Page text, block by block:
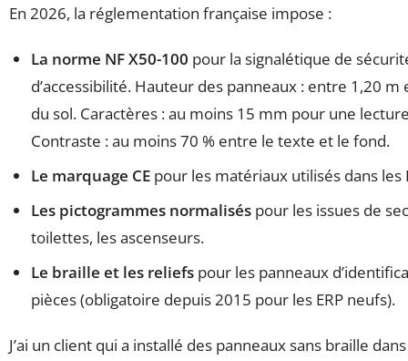
En 2026, la réglementation française impose :
La norme NF X50-100 pour la signalétique de
d’accessibilité. Hauteur des panneaux : entre 1,20 m
du sol. Caractères : au moins 15 mm pour une
Contraste : au moins 70 % entre le texte et le fond.
Le marquage CE pour les matériaux utilisés dans les
Les pictogrammes normalisés pour les issues de
toilettes, les ascenseurs.
Le braille et les reliefs pour les panneaux
pièces (obligatoire depuis 2015 pour les ERP neufs).
J’ai un client qui a installé des panneaux sans braille